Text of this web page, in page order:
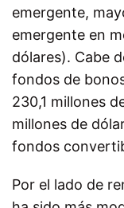
emergente,
emergente en
dólares). Cabe
fondos de
230,1 millones
millones de
fondos
Por el lado de